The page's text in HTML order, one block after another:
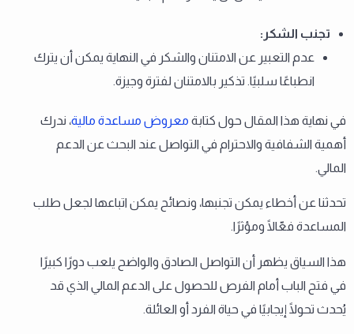
تجنب الشكر :
عدم التعبير عن الامتنان والشكر في النهاية يمكن أن يترك
انطباعًا سلبيًا. تذكير بالامتنان لفترة وجيزة.
في نهاية هذا المقال حول كتابة معروض مساعدة مالية، ندرك
أهمية الشفافية والاحترام في التواصل عند البحث عن الدعم
المالي.
تحدثنا عن أخطاء يمكن تجنبها، ونصائح يمكن اتباعها لجعل طلب
المساعدة فعّالًا ومؤثرًا.
هذا السياق يظهر أن التواصل الصادق والواضح يلعب دورًا كبيرًا
في فتح الباب أمام الفرص للحصول على الدعم المالي الذي قد
يُحدث تحولًا إيجابيًا في حياة الفرد أو العائلة.